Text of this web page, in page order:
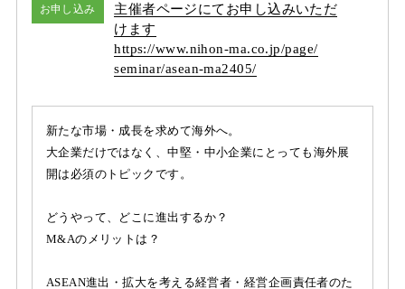
お申し込み
主催者ページにてお申し込みいただ
けます
https://www.nihon-ma.co.jp/page/
seminar/asean-ma2405/
新たな市場・成長を求めて海外へ。
大企業だけではなく、中堅・中小企業にとっても海外展
開は必須のトピックです。
どうやって、どこに進出するか？
M&Aのメリットは？
ASEAN進出・拡大を考える経営者・経営企画責任者のた